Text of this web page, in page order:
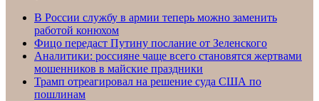
В России службу в армии теперь можно заменить
работой конюхом
Фицо передаст Путину послание от Зеленского
Аналитики: россияне чаще всего становятся жертвами
мошенников в майские праздники
Трамп отреагировал на решение суда США по
пошлинам